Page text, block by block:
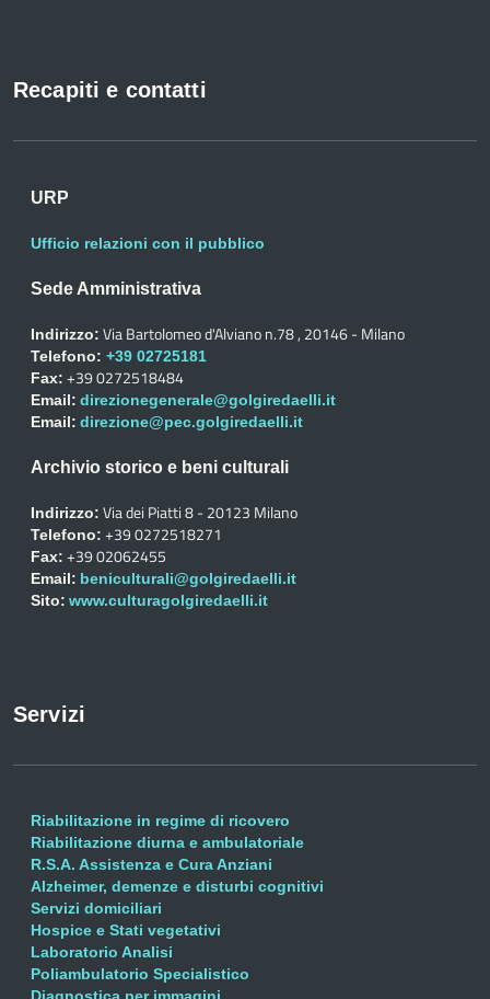
Recapiti e contatti
URP
Ufficio relazioni con il pubblico
Sede Amministrativa
Indirizzo: Via Bartolomeo d'Alviano n.78 , 20146 - Milano
Telefono: +39 02725181
Fax: +39 0272518484
Email: direzionegenerale@golgiredaelli.it
Email: direzione@pec.golgiredaelli.it
Archivio storico e beni culturali
Indirizzo: Via dei Piatti 8 - 20123 Milano
Telefono: +39 0272518271
Fax: +39 02062455
Email: beniculturali@golgiredaelli.it
Sito: www.culturagolgiredaelli.it
Servizi
Riabilitazione in regime di ricovero
Riabilitazione diurna e ambulatoriale
R.S.A. Assistenza e Cura Anziani
Alzheimer, demenze e disturbi cognitivi
Servizi domiciliari
Hospice e Stati vegetativi
Laboratorio Analisi
Poliambulatorio Specialistico